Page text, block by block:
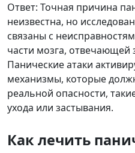
Ответ: Точная причина
неизвестна, но
связаны с
части мозга, отвечающей
Панические атаки
механизмы, которые
реальной опасности,
ухода или застывания.
Как лечить